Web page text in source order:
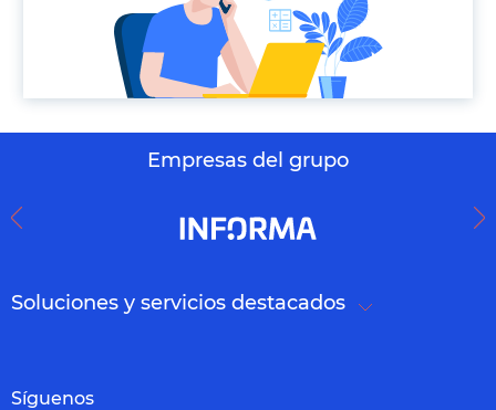
Empresas del grupo
Soluciones y servicios destacados
Síguenos